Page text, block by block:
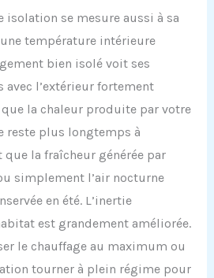
isolation se mesure aussi à sa
température intérieure
bien isolé voit ses
avec l’extérieur fortement
la chaleur produite par votre
reste plus longtemps à
que la fraîcheur générée par
simplement l’air nocturne
en été. L’inertie
est grandement améliorée.
le chauffage au maximum ou
tourner à plein régime pour